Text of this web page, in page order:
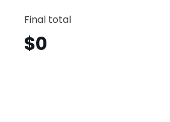
Final total
$0